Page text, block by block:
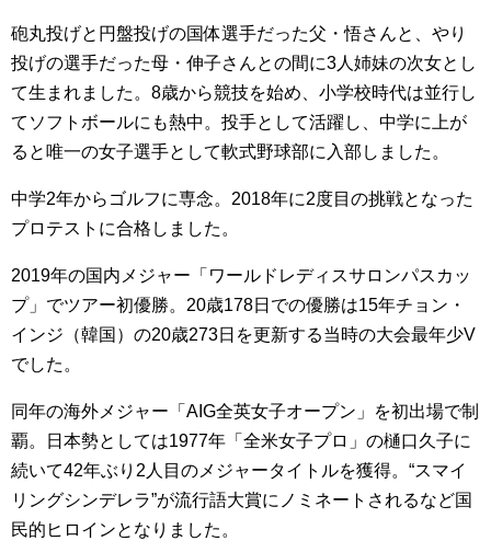
砲丸投げと円盤投げの国体選手だった父・悟さんと、やり
投げの選手だった母・伸子さんとの間に3人姉妹の次女とし
て生まれました。8歳から競技を始め、小学校時代は並行し
てソフトボールにも熱中。投手として活躍し、中学に上が
ると唯一の女子選手として軟式野球部に入部しました。
中学2年からゴルフに専念。2018年に2度目の挑戦となった
プロテストに合格しました。
2019年の国内メジャー「ワールドレディスサロンパスカッ
プ」でツアー初優勝。20歳178日での優勝は15年チョン・
インジ（韓国）の20歳273日を更新する当時の大会最年少V
でした。
同年の海外メジャー「AIG全英女子オープン」を初出場で制
覇。日本勢としては1977年「全米女子プロ」の樋口久子に
続いて42年ぶり2人目のメジャータイトルを獲得。“スマイ
リングシンデレラ”が流行語大賞にノミネートされるなど国
民的ヒロインとなりました。